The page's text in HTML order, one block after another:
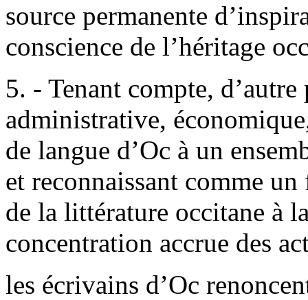
source permanente
conscience de l’héritage
5. - Tenant compte,
administrative,
de langue d’Oc à un
et reconnaissant comme
de la littérature occitane à
concentration accrue des
les écrivains d’Oc